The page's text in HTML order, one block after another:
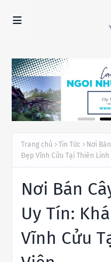
Trang chủ Tin Tức
Nơi
Đẹp Vĩnh Cửu Tại Thiên Linh
Nơi Bán
Uy Tín:
Vĩnh Cửu